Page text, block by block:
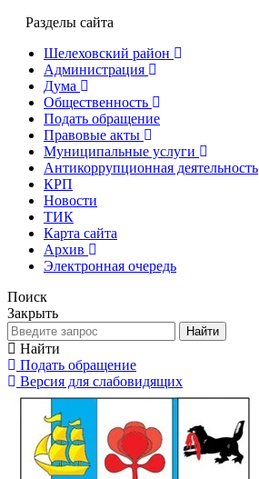
Разделы сайта
Шелеховский район
Администрация
Дума
Общественность
Подать обращение
Правовые акты
Муниципальные услуги
Антикоррупционная деятельность
КРП
Новости
ТИК
Карта сайта
Архив
Электронная очередь
Поиск
Закрыть
Найти
Найти
Подать обращение
Версия для слабовидящих